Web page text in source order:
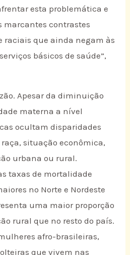
esta problemática e
marcantes contrastes
raciais que ainda negam às
básicos de saúde”,
Apesar da diminuição
materna a nível
ocultam disparidades
situação econômica,
urbana ou rural.
taxas de mortalidade
no Norte e Nordeste
uma maior proporção
rural que no resto do país.
afro-brasileiras,
que vivem nas